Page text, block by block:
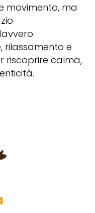
movimento, ma
rilassamento e
riscoprire calma,